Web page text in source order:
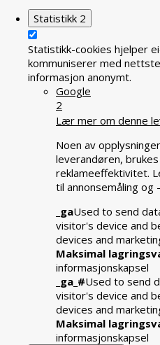
Statistikk 2
Statistikk-cookies hjelper
kommuniserer med
informasjon anonymt.
Google
2
Lær mer om denne
Noen av
leverandøren,
reklameeffektivitet.
til annonsemåling og
_gaUsed to send
visitor's device and
devices and
Maksimal
informasjonskapsel
_ga_#Used to send
visitor's device and
devices and
Maksimal
informasjonskapsel